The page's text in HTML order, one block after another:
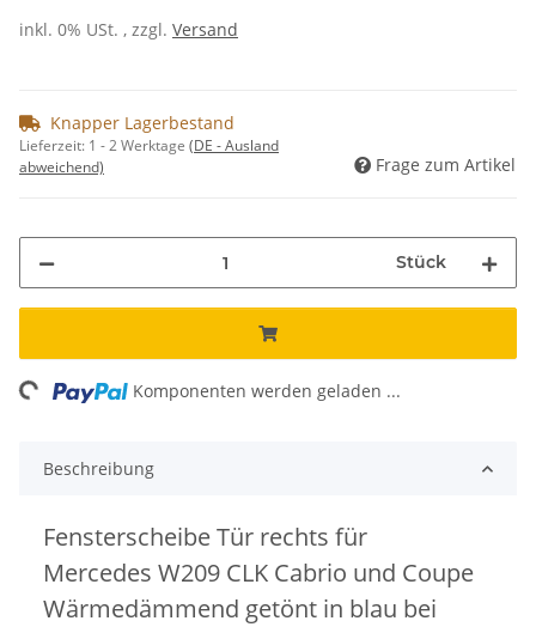
inkl. 0% USt. , zzgl. Versand
Knapper Lagerbestand
Lieferzeit: 1 - 2 Werktage (DE - Ausland
abweichend)
Frage zum Artikel
Stück
Komponenten werden geladen ...
Beschreibung
Fensterscheibe Tür rechts für
Mercedes W209 CLK Cabrio und Coupe
Wärmedämmend getönt in blau bei